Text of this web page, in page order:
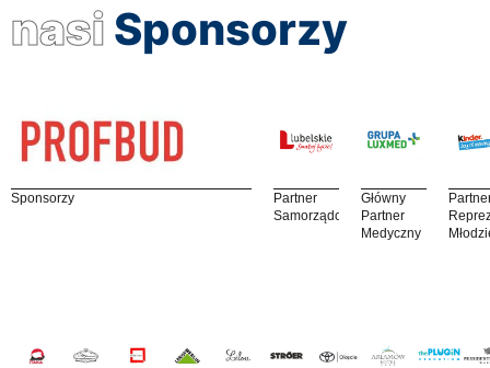
nasi Sponsorzy
Sponsorzy
Partner
Samorządowy
Główny
Partner
Medyczny